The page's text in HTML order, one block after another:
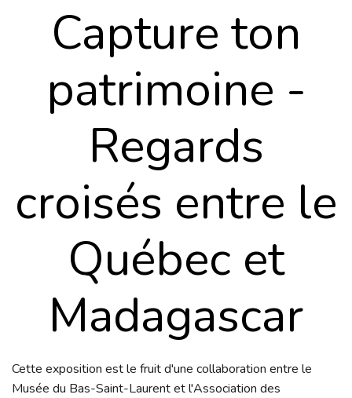
Capture ton
patrimoine -
Regards
croisés entre le
Québec et
Madagascar
Cette exposition est le fruit d'une collaboration entre le
Musée du Bas-Saint-Laurent et l'Association des